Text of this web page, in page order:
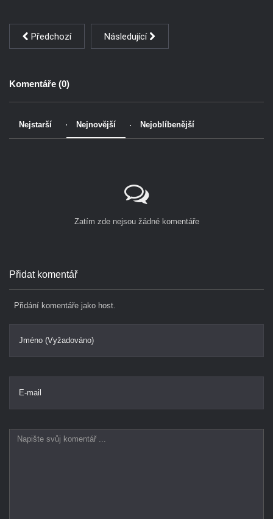
Předchozí Následující
Komentáře (0)
Nejstarší Nejnovější Nejoblíbenější
Zatím zde nejsou žádné komentáře
Přidat komentář
Přidání komentáře jako host.
Jméno (Vyžadováno)
E-mail